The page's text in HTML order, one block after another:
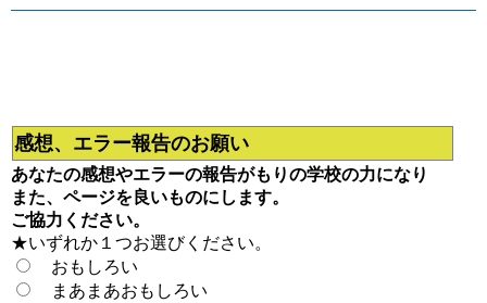
感想、エラー報告のお願い
あなたの感想やエラーの報告がもりの学校の力になり
また、ページを良いものにします。
ご協力ください。
★いずれか１つお選びください。
おもしろい
まあまあおもしろい